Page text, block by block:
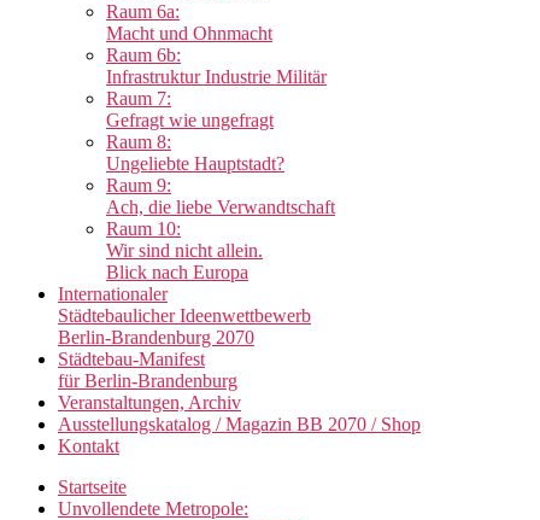
Raum 6a:
Macht und Ohnmacht
Raum 6b:
Infrastruktur Industrie Militär
Raum 7:
Gefragt wie ungefragt
Raum 8:
Ungeliebte Hauptstadt?
Raum 9:
Ach, die liebe Verwandtschaft
Raum 10:
Wir sind nicht allein.
Blick nach Europa
Internationaler
Städtebaulicher Ideenwettbewerb
Berlin-Brandenburg 2070
Städtebau-Manifest
für Berlin-Brandenburg
Veranstaltungen, Archiv
Ausstellungskatalog / Magazin BB 2070 / Shop
Kontakt
Startseite
Unvollendete Metropole: